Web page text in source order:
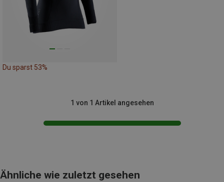
Du sparst 53%
1 von 1 Artikel angesehen
Ähnliche wie zuletzt gesehen